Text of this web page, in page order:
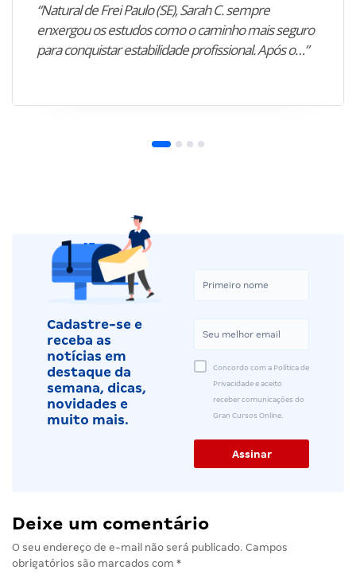
“Natural de Frei Paulo (SE), Sarah C. sempre
enxergou os estudos como o caminho mais seguro
para conquistar estabilidade profissional. Após o…”
Cadastre-se e
receba as
notícias em
destaque da
semana, dicas,
novidades e
muito mais.
Concordo com a Política de
Privacidade e aceito
receber comunicações do
Gran Cursos Online.
Deixe um comentário
O seu endereço de e-mail não será publicado. Campos
obrigatórios são marcados com *